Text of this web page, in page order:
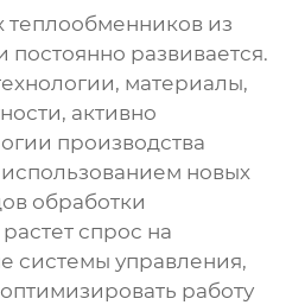
теплообменников из
постоянно развивается.
материалы,
активно
производства
новых
обработки
спрос на
системы управления,
работу